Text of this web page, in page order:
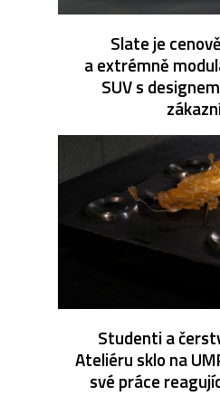
Slate je
a extrémně
SUV s
Studenti a
Ateliéru sklo na
své práce